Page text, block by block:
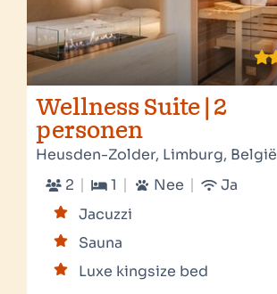
Wellness Suite | 2
personen
Heusden-Zolder, Limburg, België
2
1 Nee
Ja
Jacuzzi
Sauna
Luxe kingsize bed